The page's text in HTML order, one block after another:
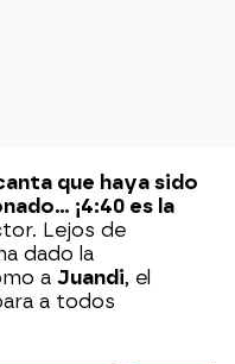
que haya sido
¡4:40 es la
Lejos de
dado la
a Juandi, el
a todos